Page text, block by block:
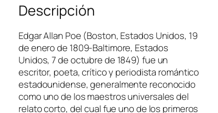
:
6
.
.
e
e
c
a
n
t
i
d
a
Descripción
Edgar Allan Poe (Boston, Estados Unidos, 19
de enero de 1809-Baltimore, Estados
Unidos, 7 de octubre de 1849) fue un
escritor, poeta, crítico y periodista romántico​
estadounidense, generalmente reconocido
como uno de los maestros universales del
relato corto, del cual fue uno de los primeros